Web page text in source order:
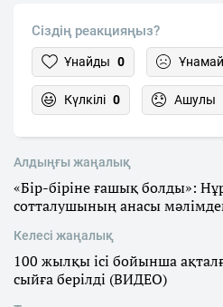
Сіздің реакцияңыз?
Ұнайды 0
Күлкілі 0 Ашулы
Алдыңғы жаңалық
«Бір-біріне ғашық болды»:
сотталушының анасы
Келесі жаңалық
100 жылқы ісі бойынша
сыйға берілді (ВИДЕО)